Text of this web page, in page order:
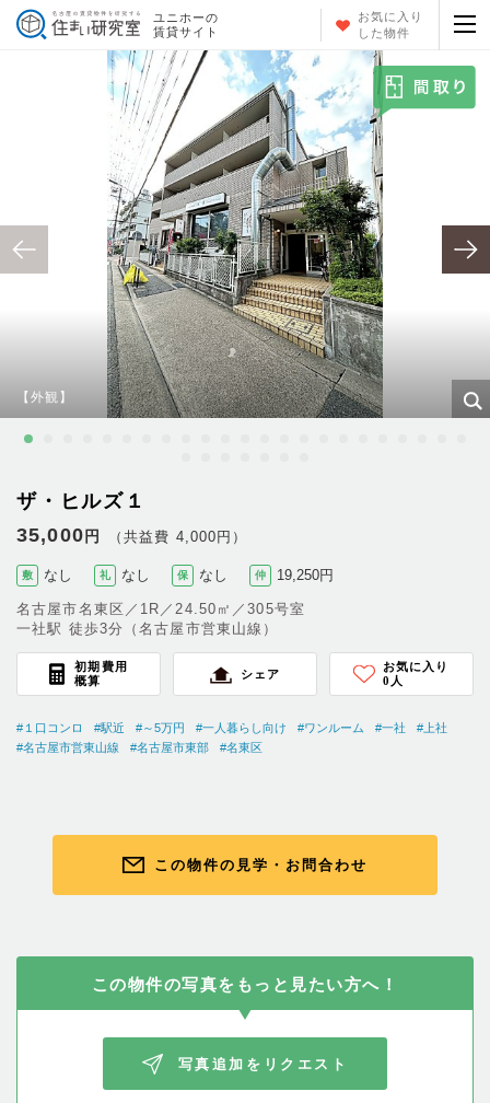
ユニホーの
賃貸サイト
お気に入り
した物件
【外観】
ザ・ヒルズ１
35,000 円 （共益費 4,000円）
敷 なし 礼 なし 保 なし 仲 19,250円
名古屋市名東区／1R／24.50㎡／305号室
一社駅 徒歩3分（名古屋市営東山線）
初期費用
概算
シェア
お気に入り
0 人
#１口コンロ #駅近 #～5万円 #一人暮らし向け #ワンルーム #一社
#上社
#名古屋市営東山線
#名古屋市東部 #名東区
この物件の見学・お問合わせ
この物件の写真を もっと見たい方へ！
写真追加をリクエスト